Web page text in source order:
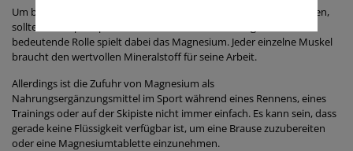
Um beim Sport eine zufriedenstellende Leistung bringen zu können,
sollte der Körper optimal mit Mineralstoffen versorgt sein. Eine
bedeutende Rolle spielt dabei das Magnesium. Jeder einzelne Muskel
braucht den wertvollen Mineralstoff für seine Arbeit.
Allerdings ist die Zufuhr von Magnesium als
Nahrungsergänzungsmittel im Sport während eines Rennens, eines
Trainings oder auf der Skipiste nicht immer einfach. Es kann sein, dass
gerade keine Flüssigkeit verfügbar ist, um eine Brause zuzubereiten
oder eine Magnesiumtablette einzunehmen.